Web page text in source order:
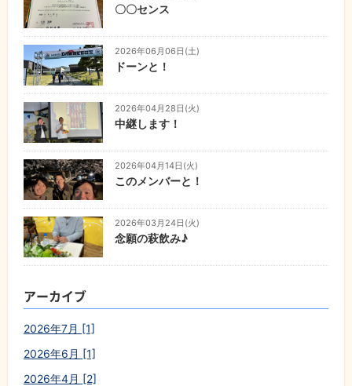
〇〇センス
2026年06月06日(土)
ドーンと！
2026年04月28日(火)
中継します！
2026年04月14日(火)
このメンバーと！
2026年03月24日(火)
念願の萩飲み♪
アーカイブ
2026年7月 [1]
2026年6月 [1]
2026年4月 [2]